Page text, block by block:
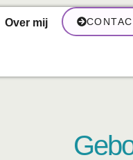
Over mij